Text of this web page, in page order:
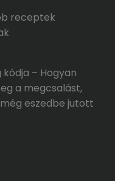
receptek
kódja – Hogyan
a megcsalást,
eszedbe jutott